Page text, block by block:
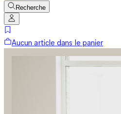
Recherche
Aucun article dans le panier